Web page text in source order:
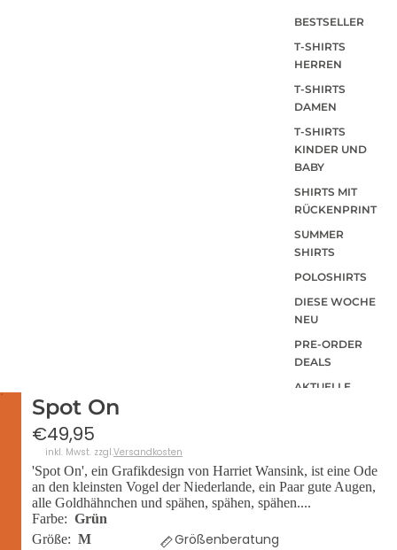
BESTSELLER
T-SHIRTS
HERREN
T-SHIRTS
DAMEN
T-SHIRTS
KINDER UND
BABY
SHIRTS MIT
RÜCKENPRINT
SUMMER
SHIRTS
POLOSHIRTS
DIESE WOCHE
NEU
PRE-ORDER
DEALS
AKTUELLE
Spot On
€49,95
inkl. Mwst. zzgl.Versandkosten
'Spot On', ein Grafikdesign von Harriet Wansink, ist eine Ode
an den kleinsten Vogel der Niederlande, ein Paar gute Augen,
alle Goldhähnchen und spähen, spähen, spähen....
Farbe: Grün
Größe: M Größenberatung